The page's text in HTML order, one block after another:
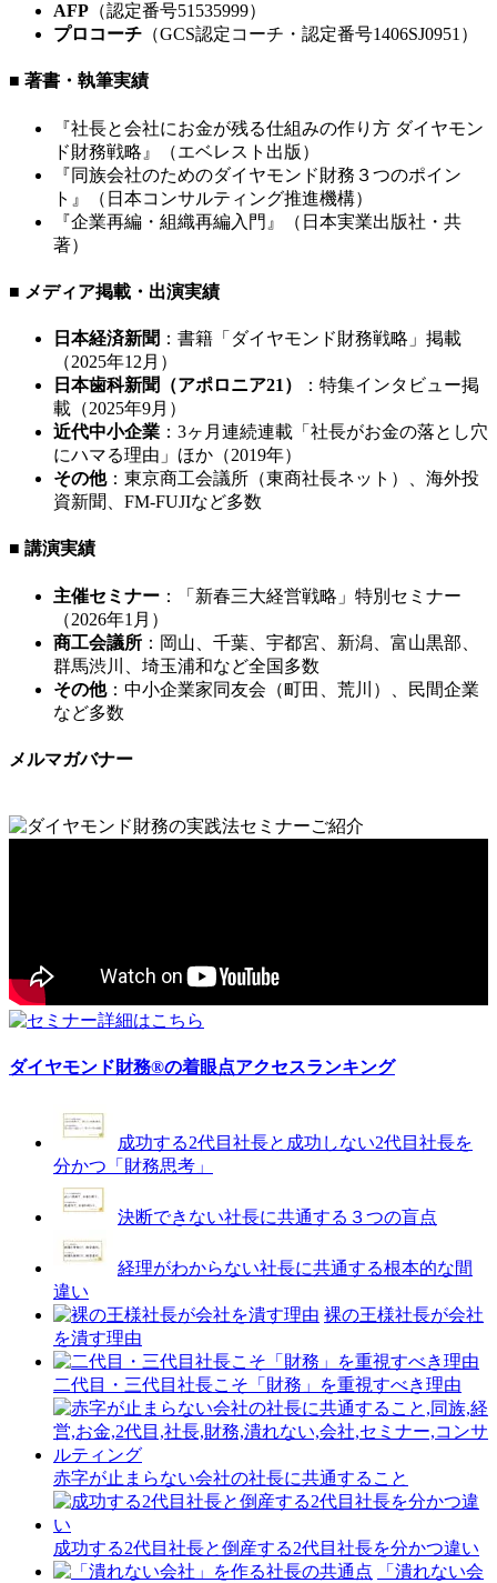
AFP （認定番号51535999）
プロコーチ （GCS認定コーチ・認定番号1406SJ0951）
■ 著書・執筆実績
『社長と会社にお金が残る仕組みの作り方 ダイヤモン
ド財務戦略』（エベレスト出版）
『同族会社のためのダイヤモンド財務３つのポイン
ト』（日本コンサルティング推進機構）
『企業再編・組織再編入門』（日本実業出版社・共
著）
■ メディア掲載・出演実績
日本経済新聞 ：書籍「ダイヤモンド財務戦略」掲載
（2025年12月）
日本歯科新聞（アポロニア21）
：特集インタビュー掲
載（2025年9月）
近代中小企業 ：3ヶ月連続連載「社長がお金の落とし穴
にハマる理由」ほか（2019年）
その他：東京商工会議所（東商社長ネット）、海外投
資新聞、FM-FUJIなど多数
■ 講演実績
主催セミナー ：「新春三大経営戦略」特別セミナー
（2026年1月）
商工会議所 ：岡山、千葉、宇都宮、新潟、富山黒部、
群馬渋川、埼玉浦和など全国多数
その他：中小企業家同友会（町田、荒川）、民間企業
など多数
メルマガバナー
ダイヤモンド財務®の着眼点アクセスランキング
成功する2代目社長と成功しない2代目社長を
分かつ「財務思考」
決断できない社長に共通する３つの盲点
経理がわからない社長に共通する根本的な間
違い
裸の王様社長が会社
を潰す理由
二代目・三代目社長こそ「財務」を重視すべき理由
赤字が止まらない会社の社長に共通すること
成功する2代目社長と倒産する2代目社長を分かつ違い
「潰れない会